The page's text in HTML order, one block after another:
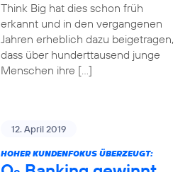
Think Big hat dies schon früh
erkannt und in den vergangenen
Jahren erheblich dazu beigetragen,
dass über hunderttausend junge
Menschen ihre […]
12. April 2019
HOHER KUNDENFOKUS ÜBERZEUGT: